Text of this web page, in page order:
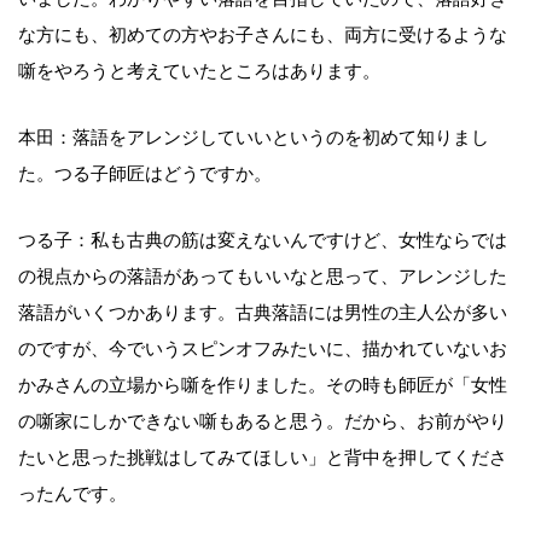
な方にも、初めての方やお子さんにも、両方に受けるような
噺をやろうと考えていたところはあります。
本田：落語をアレンジしていいというのを初めて知りまし
た。つる子師匠はどうですか。
つる子：私も古典の筋は変えないんですけど、女性ならでは
の視点からの落語があってもいいなと思って、アレンジした
落語がいくつかあります。古典落語には男性の主人公が多い
のですが、今でいうスピンオフみたいに、描かれていないお
かみさんの立場から噺を作りました。その時も師匠が「女性
の噺家にしかできない噺もあると思う。だから、お前がやり
たいと思った挑戦はしてみてほしい」と背中を押してくださ
ったんです。